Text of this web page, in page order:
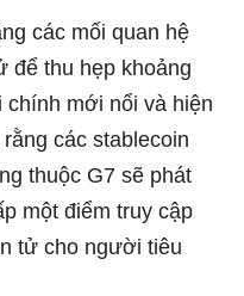
các mối quan hệ
để thu hẹp khoảng
chính mới nổi và hiện
các stablecoin
thuộc G7 sẽ phát
một điểm truy cập
tử cho người tiêu